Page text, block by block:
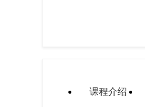
课程介绍